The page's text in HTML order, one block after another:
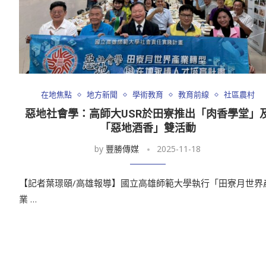
在地焦點 地方新聞 學術教育 教育前線 社區農村
惡地社會學：高師大USR於田寮推出「肉香學堂」
「惡地酒香」雙活動
by 豐勝傳媒 2025-11-18
【記者葉璟頤/高雄報導】國立高雄師範大學執行「田寮月世界
業 …